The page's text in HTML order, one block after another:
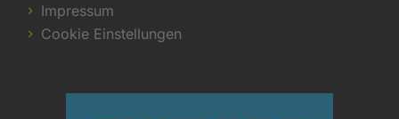
Impressum
Cookie Einstellungen